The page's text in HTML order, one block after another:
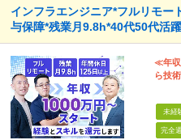
インフラエンジニア*フルリモー
与保障*残業月9.8h*40代50代活躍
≪年収
ら技
未経
完全